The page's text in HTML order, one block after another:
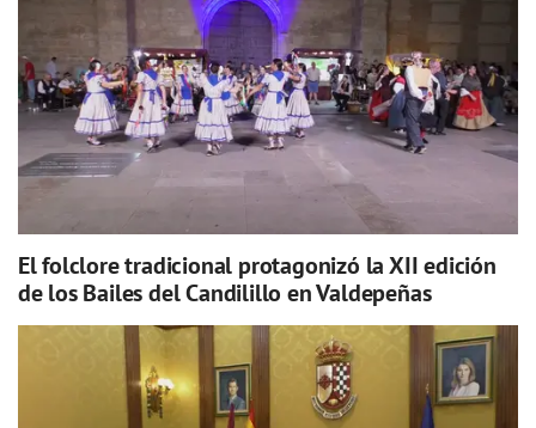
El folclore tradicional protagonizó la XII edición
de los Bailes del Candilillo en Valdepeñas